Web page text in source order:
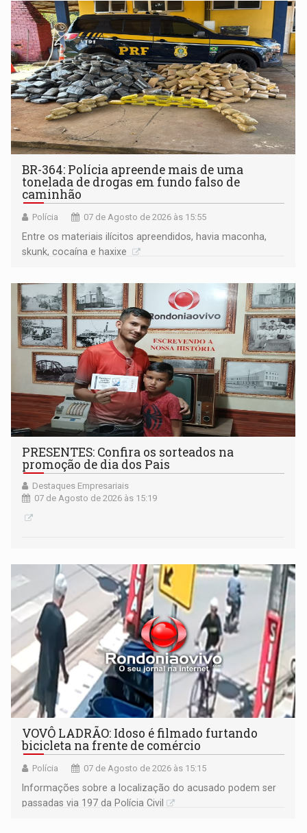
BR-364: Polícia apreende mais de uma
tonelada de drogas em fundo falso de
caminhão
Polícia 07 de Agosto de 2026 às 15:55
Entre os materiais ilícitos apreendidos, havia maconha,
skunk, cocaína e haxixe
PRESENTES: Confira os sorteados na
promoção de dia dos Pais
Destaques Empresariais
07 de Agosto de 2026 às 15:19
VOVÔ LADRÃO: Idoso é filmado furtando
bicicleta na frente de comércio
Polícia 07 de Agosto de 2026 às 15:15
Informações sobre a localização do acusado podem ser
passadas via 197 da Polícia Civil